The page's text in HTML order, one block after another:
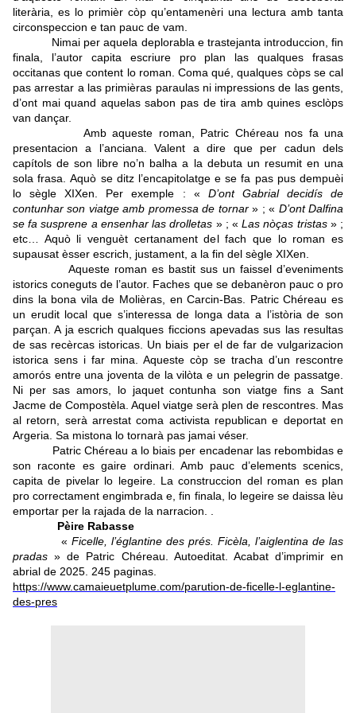
literària, es lo primièr còp qu’entamenèri una lectura amb tanta
circonspeccion e tan pauc de vam.
Nimai per aquela deplorabla e trastejanta introduccion, fin
finala, l’autor capita escriure pro plan las qualques frasas
occitanas que content lo roman. Coma qué, qualques còps se cal
pas arrestar a las primièras paraulas ni impressions de las gents,
d’ont mai quand aquelas sabon pas de tira amb quines esclòps
van dançar.
Amb aqueste roman, Patric Chéreau nos fa una
presentacion a l’anciana. Valent a dire que per cadun dels
capítols de son libre no’n balha a la debuta un resumit en una
sola frasa.Aquò se ditz l’encapitolatge e se fa pas pus dempuèi
lo sègle XIXen. Per exemple : « D’ont Gabrial decidís de
contunhar son viatge amb promessa de tornar» ; « D’ont Dalfina
se fa susprene a ensenhar las drolletas » ; «Las nòças tristas» ;
etc… Aquò li venguèt certanament del fach que lo roman es
supausat èsser escrich, justament, a la fin del sègle XIXen.
Aqueste roman es bastit sus un faissel d’eveniments
istorics coneguts de l’autor. Faches que se debanèron pauc o pro
dins la bona vila de Molièras, en Carcin-Bas. Patric Chéreau es
un erudit local que s’interessa de longa data a l’istòria de son
parçan. A ja escrich qualques ficcions apevadas sus las resultas
de sas recèrcas istoricas. Un biais per el de far de vulgarizacion
istorica sens i far mina. Aqueste còp se tracha d’un rescontre
amorós entre una joventa de la vilòta e un pelegrin de passatge.
Ni per sas amors, lo jaquet contunha son viatge fins a Sant
Jacme de Compostèla. Aquel viatge serà plen de rescontres. Mas
al retorn, serà arrestat coma activista republican e deportat en
Argeria. Sa mistona lo tornarà pas jamai véser.
Patric Chéreau a lo biais per encadenar las rebombidas e
son raconte es gaire ordinari. Amb pauc d’elements scenics,
capita de pivelar lo legeire. La construccion del roman es plan
pro correctament engimbrada e, fin finala, lo legeire se daissa lèu
emportar per la rajada de la narracion. .
Pèire Rabasse
« Ficelle, l’églantine des prés. Ficèla, l’aiglentina de las
pradas » de Patric Chéreau. Autoeditat. Acabat d’imprimir en
abrial de 2025. 245 paginas.
https://www.camaieuetplume.com/parution-de-ficelle-l-eglantine-
des-pres